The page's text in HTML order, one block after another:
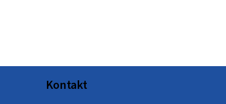
Kontakt